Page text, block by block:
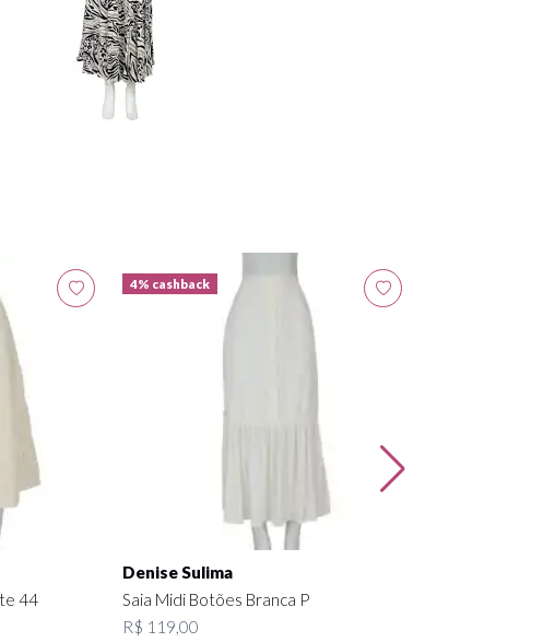
44
4% cashback
Denise Sulima
Saia Midi Botões Branca P
R$ 119,00